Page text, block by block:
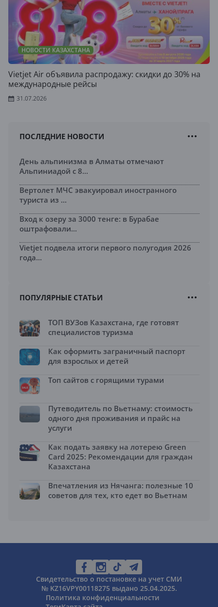
НОВОСТИ КАЗАХСТАНА
Vietjet Air объявила распродажу: скидки до 30% на
международные рейсы
31.07.2026
ПОСЛЕДНИЕ НОВОСТИ
День альпинизма в Алматы отмечают
Альпиниадой с 8...
Вертолет МЧС эвакуировал иностранного
туриста из ...
Вход к озеру за 3000 тенге: в Бурабае
оштрафовали...
Vietjet подвела итоги первого полугодия 2026
года...
ПОПУЛЯРНЫЕ СТАТЬИ
ТОП ВУЗов Казахстана, где готовят
специалистов туризма
Как оформить заграничный паспорт
для взрослых и детей
Топ сайтов с горящими турами
Путеводитель по Вьетнаму: стоимость
одного дня проживания и прайс на
услуги
Как подать заявку на лотерею Green
Card 2025: Рекомендации для граждан
Казахстана
Впечатления из Нячанга: полезные 10
советов для тех, кто едет во Вьетнам
Свидетельство о постановке на учет СМИ
№ KZ16VPY00118275 выдано 25.04.2025.
Политика конфиденциальности